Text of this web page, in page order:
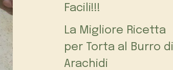
Facili!!!
La Migliore Ricetta
per Torta al Burro di
Arachidi